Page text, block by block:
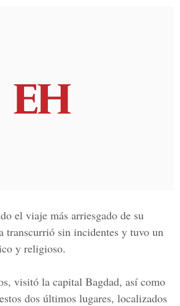
el viaje más arriesgado de su
transcurrió sin incidentes y tuvo un
y religioso.
, visitó la capital Bagdad, así como
dos últimos lugares, localizados